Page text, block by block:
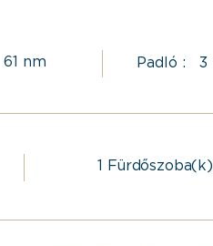
61 nm Padló : 3
1 Fürdőszoba(k)